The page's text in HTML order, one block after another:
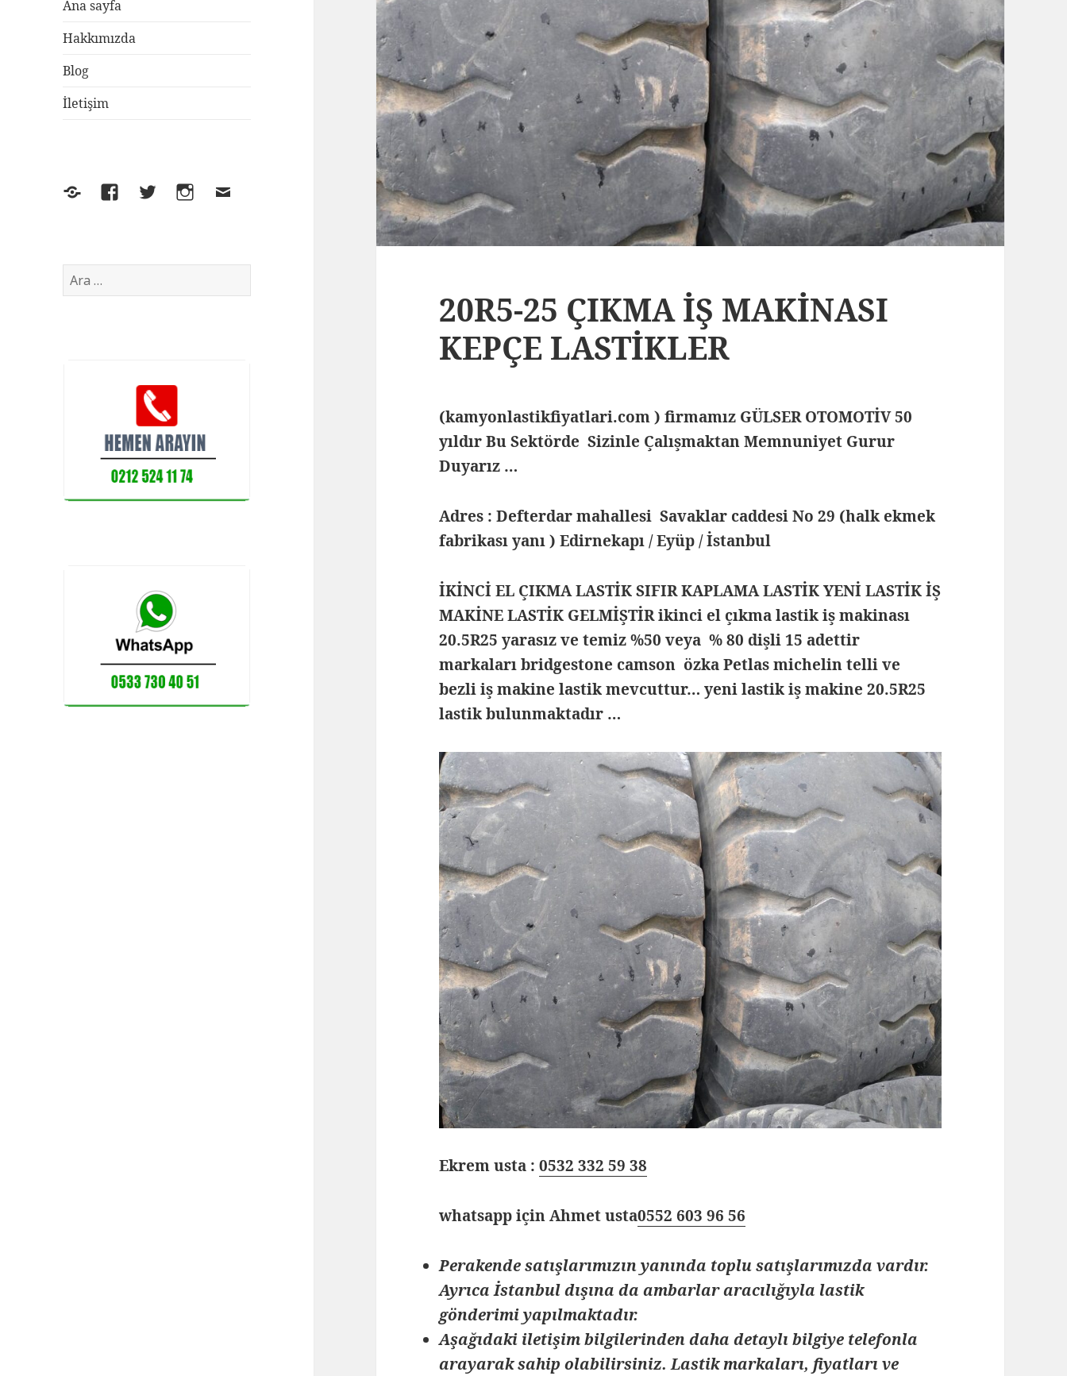
Ana sayfa
Hakkımızda
Blog
İletişim
Yelp FacebookTwitterInstagram
E-
Arama:
20R5-25 ÇIKMA İŞ MAKİNASI
KEPÇE LASTİKLER
(kamyonlastikfiyatlari.com ) firmamız GÜLSER OTOMOTİV 50
yıldır Bu Sektörde Sizinle Çalışmaktan Memnuniyet Gurur
Duyarız …
Adres : Defterdar mahallesi Savaklar caddesi No 29 (halk ekmek
fabrikası yanı ) Edirnekapı / Eyüp / İstanbul
İKİNCİ EL ÇIKMA LASTİK SIFIR KAPLAMA LASTİK YENİ LASTİK İŞ
MAKİNE LASTİK GELMİŞTİR ikinci el çıkma lastik iş makinası
20.5R25 yarasız ve temiz %50 veya % 80 dişli 15 adettir
markaları bridgestone camson özka Petlas michelin telli ve
bezli iş makine lastik mevcuttur… yeni lastik iş makine 20.5R25
lastik bulunmaktadır …
Ekrem usta :0532 332 59 38
whatsapp için Ahmet usta0552 603 96 56
Perakende satışlarımızın yanında toplu satışlarımızda vardır.
Ayrıca İstanbul dışına da ambarlar aracılığıyla lastik
gönderimi yapılmaktadır.
Aşağıdaki iletişim bilgilerinden daha detaylı bilgiye telefonla
arayarak sahip olabilirsiniz. Lastik markaları, fiyatları ve